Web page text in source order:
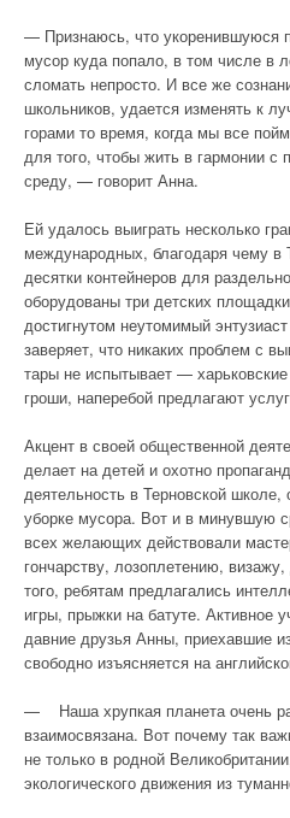
— Признаюсь, что укоренившуюся
мусор куда попало, в том числе в
сломать непросто. И все же
школьников, удается изменять к
горами то время, когда мы все
для того, чтобы жить в гармонии
среду, — говорит Анна.
Ей удалось выиграть несколько
международных, благодаря чему в
десятки контейнеров для
оборудованы три детских
достигнутом неутомимый
заверяет, что никаких проблем с
тары не испытывает —
гроши, наперебой предлагают
Акцент в своей общественной
делает на детей и охотно
деятельность в Терновской школе,
уборке мусора. Вот и в минувшую
всех желающих действовали
гончарству, лозоплетению,
того, ребятам предлагались
игры, прыжки на батуте. Активное
давние друзья Анны, приехавшие
свободно изъясняется на
— Наша хрупкая планета очень
взаимосвязана. Вот почему так
не только в родной
экологического движения из